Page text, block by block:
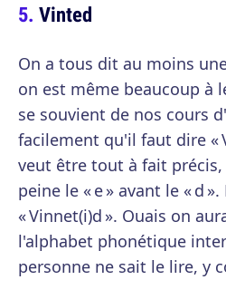
Vinted
On a tous dit au moins
on est même beaucoup à
se souvient de nos cours
facilement qu'il faut dire «
veut être tout à fait
peine le « e » avant le « d
« Vinnet(i)d ». Ouais on
l'alphabet phonétique
personne ne sait le lire, y